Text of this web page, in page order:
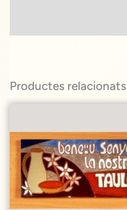
Productes relacionats